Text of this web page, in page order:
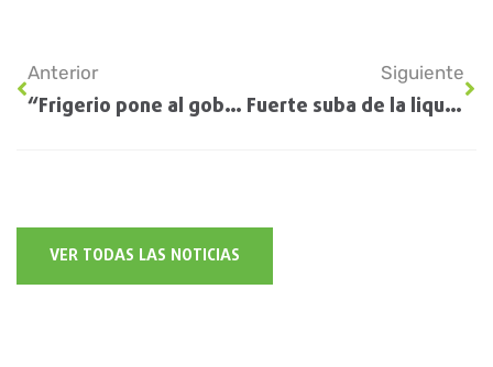
Anterior
“Frigerio pone al gobierno del lado de los productores”
Siguiente
Fuerte suba de la liquidación de divisas del sector agroexportador
VER TODAS LAS NOTICIAS